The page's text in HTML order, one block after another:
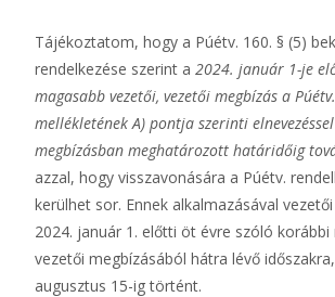
Tájékoztatom, hogy a Púétv. 160. § (5)
rendelkezése szerint a 2024. január 1-je
magasabb vezetői, vezetői megbízás a
mellékletének A) pontja szerinti
megbízásban meghatározott határidőig
azzal, hogy visszavonására a Púétv.
kerülhet sor. Ennek alkalmazásával
2024. január 1. előtti öt évre szóló korábbi
vezetői megbízásából hátra lévő
augusztus 15-ig történt.